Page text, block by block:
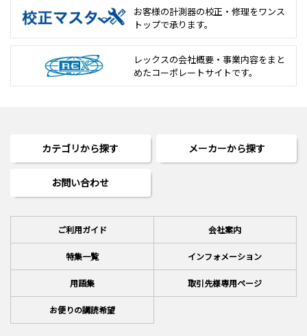
お客様の計測器の校正・修理をワンス
トップで承ります。
レックスの会社概要・事業内容をまと
めたコーポレートサイトです。
カテゴリから探す メーカーから探す
お問い合わせ
ご利用ガイド 会社案内
特集一覧 インフォメーション
用語集 取引先様専用ページ
お便りの講読希望